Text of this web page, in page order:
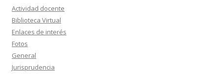
Actividad docente
Biblioteca Virtual
Enlaces de interés
Fotos
General
Jurisprudencia